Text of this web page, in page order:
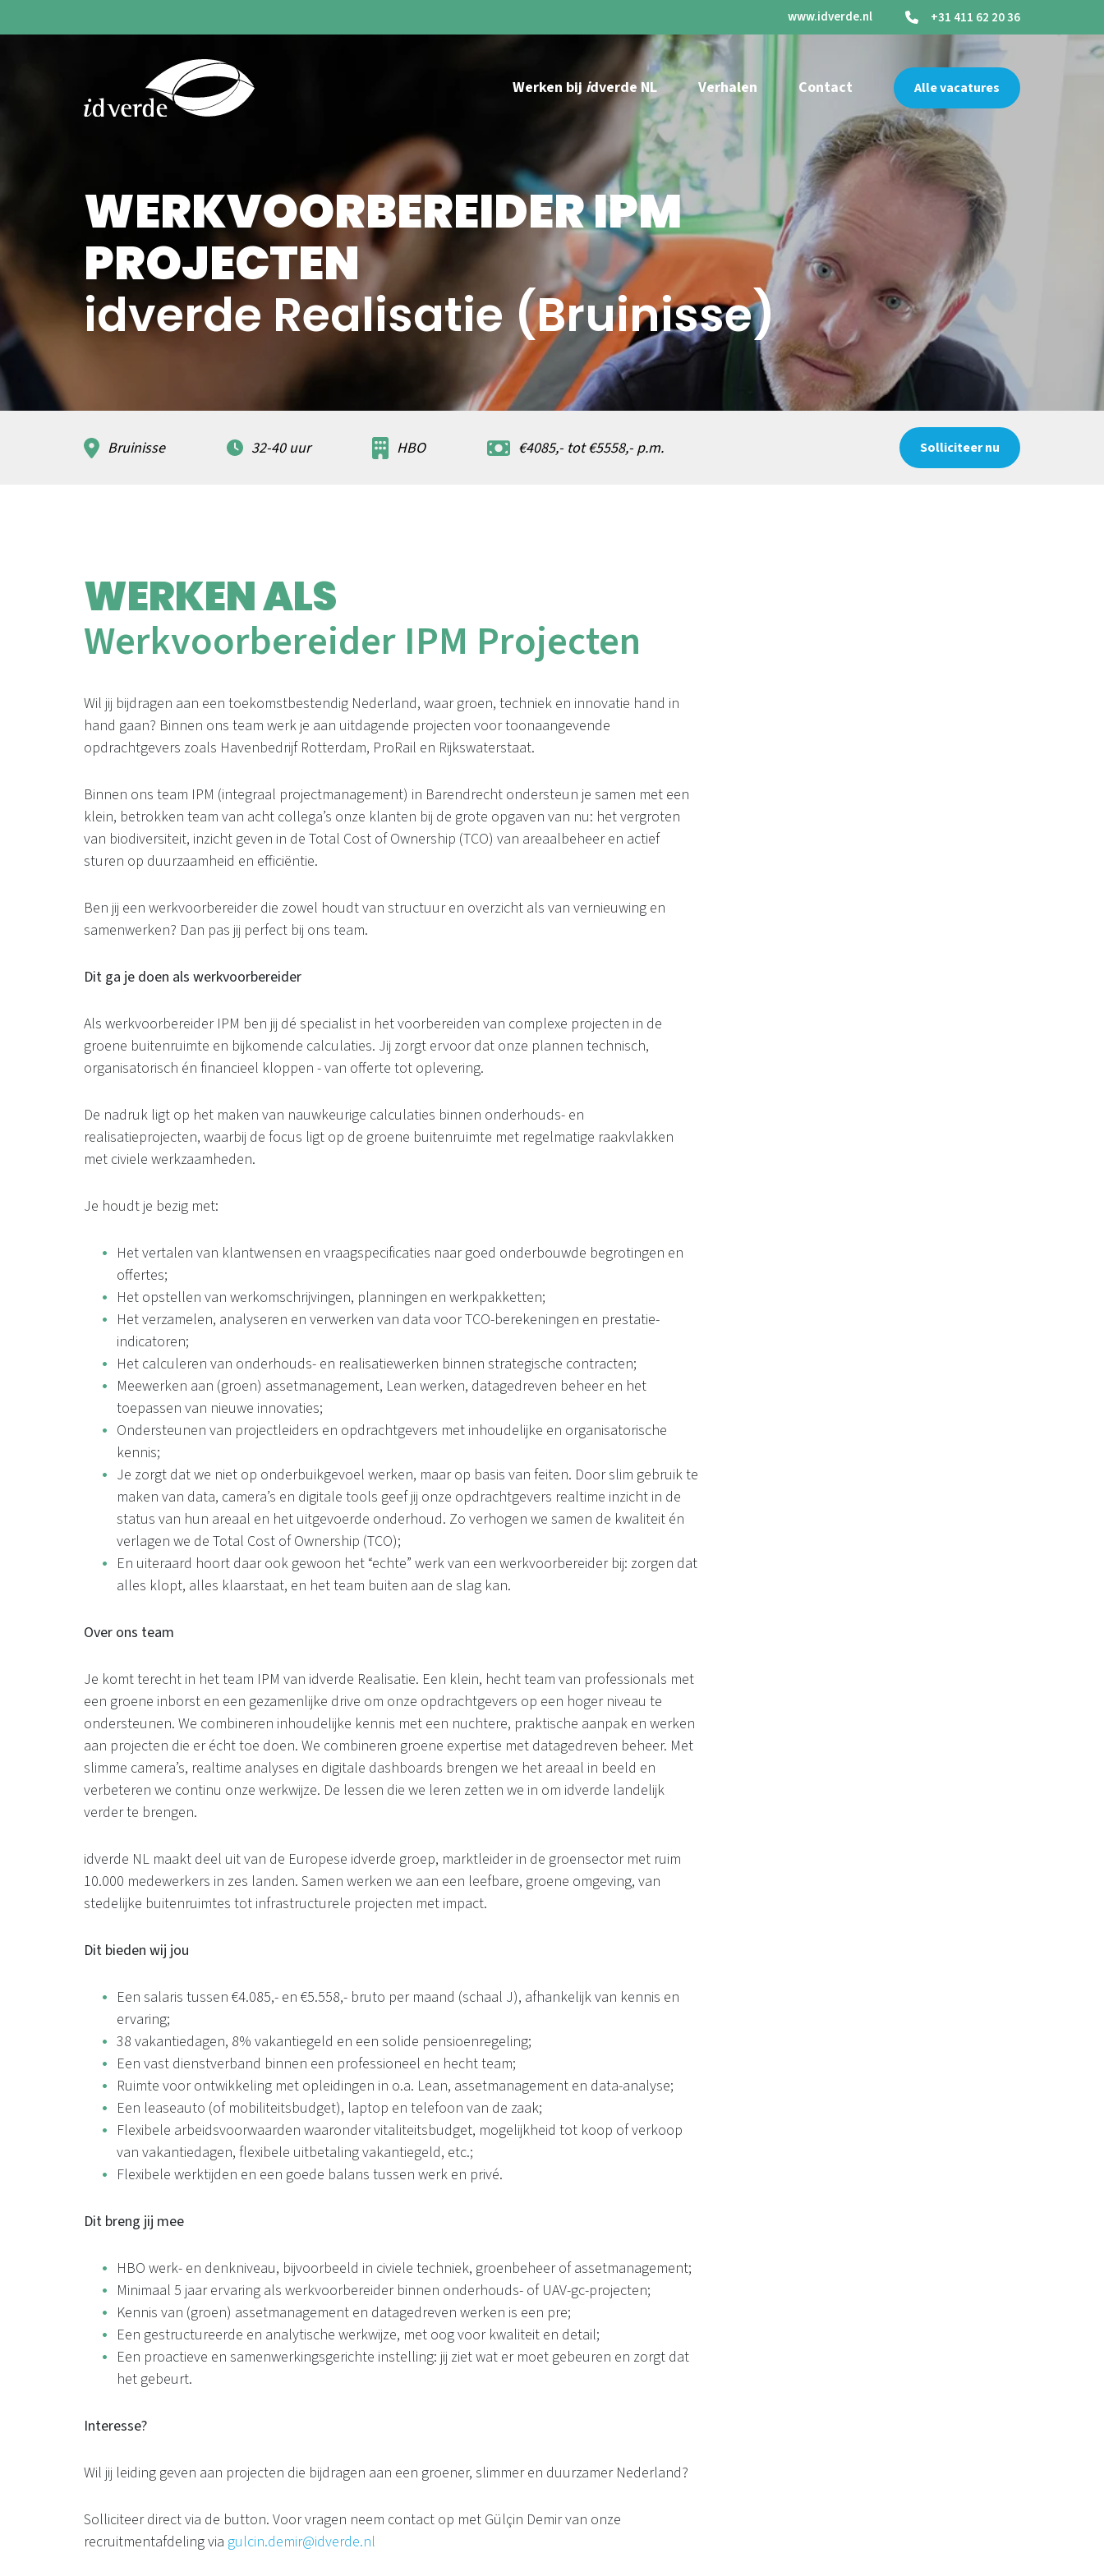
www.idverde.nl +31 411 62 20 36
Werken bij idverde NL Verhalen Contact Alle vacatures
WERKVOORBEREIDER IPM
PROJECTEN
idverde Realisatie (Bruinisse)
Bruinisse 32-40 uur HBO €4085,- tot €5558,- p.m. Solliciteer nu
WERKEN ALS
Werkvoorbereider IPM Projecten
Wil jij bijdragen aan een toekomstbestendig Nederland, waar groen, techniek en innovatie hand in
hand gaan? Binnen ons team werk je aan uitdagende projecten voor toonaangevende
opdrachtgevers zoals Havenbedrijf Rotterdam, ProRail en Rijkswaterstaat.
Binnen ons team IPM (integraal projectmanagement) in Barendrecht ondersteun je samen met een
klein, betrokken team van acht collega’s onze klanten bij de grote opgaven van nu: het vergroten
van biodiversiteit, inzicht geven in de Total Cost of Ownership (TCO) van areaalbeheer en actief
sturen op duurzaamheid en efficiëntie.
Ben jij een werkvoorbereider die zowel houdt van structuur en overzicht als van vernieuwing en
samenwerken? Dan pas jij perfect bij ons team.
Dit ga je doen als werkvoorbereider
Als werkvoorbereider IPM ben jij dé specialist in het voorbereiden van complexe projecten in de
groene buitenruimte en bijkomende calculaties. Jij zorgt ervoor dat onze plannen technisch,
organisatorisch én financieel kloppen - van offerte tot oplevering.
De nadruk ligt op het maken van nauwkeurige calculaties binnen onderhouds- en
realisatieprojecten, waarbij de focus ligt op de groene buitenruimte met regelmatige raakvlakken
met civiele werkzaamheden.
Je houdt je bezig met:
Het vertalen van klantwensen en vraagspecificaties naar goed onderbouwde begrotingen en
offertes;
Het opstellen van werkomschrijvingen, planningen en werkpakketten;
Het verzamelen, analyseren en verwerken van data voor TCO-berekeningen en prestatie-
indicatoren;
Het calculeren van onderhouds- en realisatiewerken binnen strategische contracten;
Meewerken aan (groen) assetmanagement, Lean werken, datagedreven beheer en het
toepassen van nieuwe innovaties;
Ondersteunen van projectleiders en opdrachtgevers met inhoudelijke en organisatorische
kennis;
Je zorgt dat we niet op onderbuikgevoel werken, maar op basis van feiten. Door slim gebruik te
maken van data, camera’s en digitale tools geef jij onze opdrachtgevers realtime inzicht in de
status van hun areaal en het uitgevoerde onderhoud. Zo verhogen we samen de kwaliteit én
verlagen we de Total Cost of Ownership (TCO);
En uiteraard hoort daar ook gewoon het “echte” werk van een werkvoorbereider bij: zorgen dat
alles klopt, alles klaarstaat, en het team buiten aan de slag kan.
Over ons team
Je komt terecht in het team IPM van idverde Realisatie. Een klein, hecht team van professionals met
een groene inborst en een gezamenlijke drive om onze opdrachtgevers op een hoger niveau te
ondersteunen. We combineren inhoudelijke kennis met een nuchtere, praktische aanpak en werken
aan projecten die er écht toe doen. We combineren groene expertise met datagedreven beheer. Met
slimme camera’s, realtime analyses en digitale dashboards brengen we het areaal in beeld en
verbeteren we continu onze werkwijze. De lessen die we leren zetten we in om idverde landelijk
verder te brengen.
idverde NL maakt deel uit van de Europese idverde groep, marktleider in de groensector met ruim
10.000 medewerkers in zes landen. Samen werken we aan een leefbare, groene omgeving, van
stedelijke buitenruimtes tot infrastructurele projecten met impact.
Dit bieden wij jou
Een salaris tussen €4.085,- en €5.558,- bruto per maand (schaal J), afhankelijk van kennis en
ervaring;
38 vakantiedagen, 8% vakantiegeld en een solide pensioenregeling;
Een vast dienstverband binnen een professioneel en hecht team;
Ruimte voor ontwikkeling met opleidingen in o.a. Lean, assetmanagement en data-analyse;
Een leaseauto (of mobiliteitsbudget), laptop en telefoon van de zaak;
Flexibele arbeidsvoorwaarden waaronder vitaliteitsbudget, mogelijkheid tot koop of verkoop
van vakantiedagen, flexibele uitbetaling vakantiegeld, etc.;
Flexibele werktijden en een goede balans tussen werk en privé.
Dit breng jij mee
HBO werk- en denkniveau, bijvoorbeeld in civiele techniek, groenbeheer of assetmanagement;
Minimaal 5 jaar ervaring als werkvoorbereider binnen onderhouds- of UAV-gc-projecten;
Kennis van (groen) assetmanagement en datagedreven werken is een pre;
Een gestructureerde en analytische werkwijze, met oog voor kwaliteit en detail;
Een proactieve en samenwerkingsgerichte instelling: jij ziet wat er moet gebeuren en zorgt dat
het gebeurt.
Interesse?
Wil jij leiding geven aan projecten die bijdragen aan een groener, slimmer en duurzamer Nederland?
Solliciteer direct via de button. Voor vragen neem contact op met Gülçin Demir van onze
recruitmentafdeling via gulcin.demir@idverde.nl